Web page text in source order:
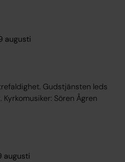
augusti
leds
Sören Ågren
augusti